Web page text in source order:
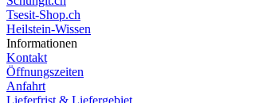
Tsesit-Shop.ch
Heilstein-Wissen
Informationen
Kontakt
Öffnungszeiten
Anfahrt